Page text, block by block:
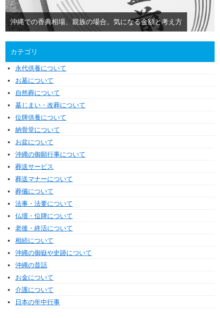
沖縄での香典相場、親族の場合。気になる金額と考え方
カテゴリ
永代供養について
お墓について
自然葬について
墓じまい・改葬について
位牌供養について
納骨堂について
お盆について
沖縄の御願行事について
葬送サービス
葬送マナーについて
葬儀について
法事・法要について
仏壇・位牌について
老後・終活について
相続について
沖縄の御嶽や史跡について
沖縄の昔話
お金について
介護について
日本の年中行事